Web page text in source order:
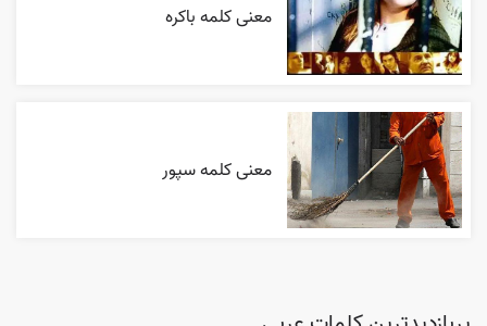
معنی کلمه باکره
معنی کلمه سپور